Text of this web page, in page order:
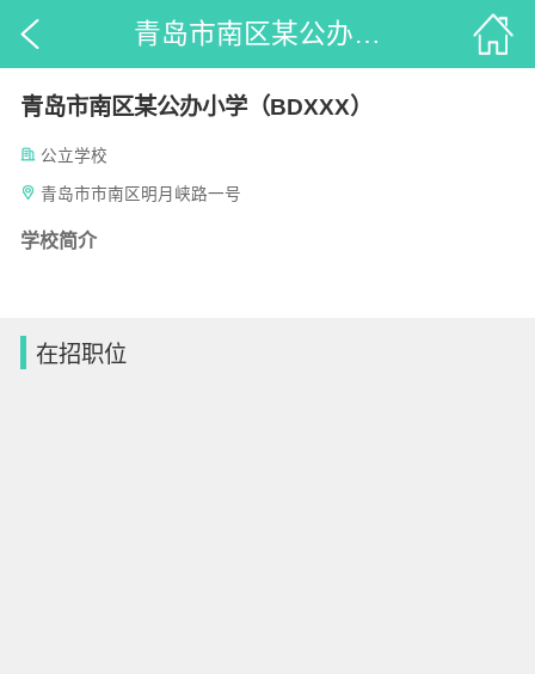
青岛市南区某公办小学（BDXXX）_52招聘
青岛市南区某公办小学（BDXXX）
公立学校
青岛市市南区明月峡路一号
学校简介
在招职位